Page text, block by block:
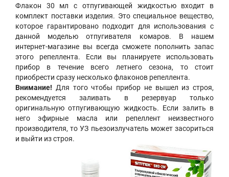
Флакон 30 мл с отпугивающей жидкостью входит в
комплект поставки изделия. Это специальное вещество,
которое гарантировано подходит для использования с
данной моделью отпугивателя комаров. В нашем
интернет-магазине вы всегда сможете пополнить запас
этого репеллента. Если вы планируете использовать
прибор в течение всего летнего сезона, то стоит
приобрести сразу несколько флаконов репеллента.
Внимание! Для того чтобы прибор не вышел из строя,
рекомендуется заливать в резервуар только
оригинальную отпугивающую жидкость. Если залить в
него эфирные масла или репеллент неизвестного
производителя, то УЗ пьезоизлучатель может засориться
и выйти из строя.